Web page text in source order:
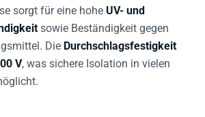
sorgt für eine hohe UV- und
sowie Beständigkeit gegen
Die Durchschlagsfestigkeit
V, was sichere Isolation in vielen